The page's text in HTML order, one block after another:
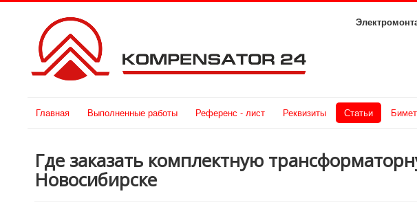
Главная Выполненные работы Референс - лист Реквизиты Статьи
Где заказать комплектную
Новосибирске